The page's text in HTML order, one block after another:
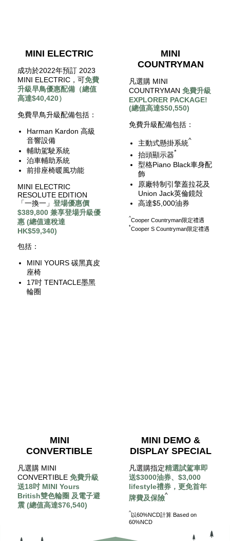
MINI ELECTRIC
成功於2022年預訂 2023
MINI ELECTRIC，可免費
升級早鳥優惠配備（總值
高達$40,420）
免費早鳥升級配備包括：
Harman Kardon 高級
音響設備
輔助駕駛系統
泊車輔助系統
前排座椅暖風功能
MINI ELECTRIC
RESOLUTE EDITION
「一換一」 登場優惠價
$389,800 兼享登場升級優
惠 (總值連稅達
HK$59,340)
包括：
MINI YOURS 碳黑真皮
座椅
17吋 TENTACLE墨黑
輪圈
MINI
COUNTRYMAN
凡選購 MINI
COUNTRYMAN 免費升級
EXPLORER PACKAGE!
(總值高達$50,550)
免費升級配備包括：
主動式懸掛系統^
抬頭顯示器*
型格Piano Black車身配
飾
原廠特制引擎蓋拉花及
Union Jack英倫鏡殻
高達$5,000油券
^Cooper Countryman限定禮遇
*Cooper S Countryman限定禮遇
MINI
CONVERTIBLE
凡選購 MINI
CONVERTIBLE 免費升級
送18吋 MINI Yours
British雙色輪圈 及電子避
震 (總值高達$76,540)
MINI DEMO &
DISPLAY SPECIAL
凡選購指定精選試駕車即
送$3000油券、$3,000
lifestyle禮券，更免首年
牌費及保險^
^以60%NCD計算 Based on
60%NCD